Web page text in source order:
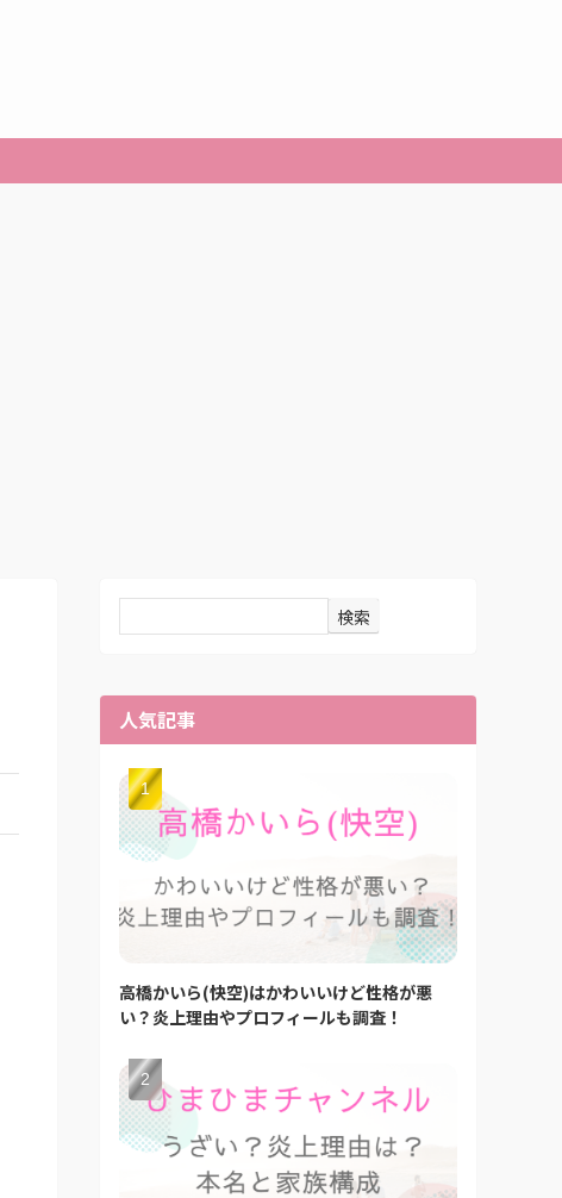
検索
人気記事
高橋かいら(快空)はかわいいけど性格が悪
い？炎上理由やプロフィールも調査！